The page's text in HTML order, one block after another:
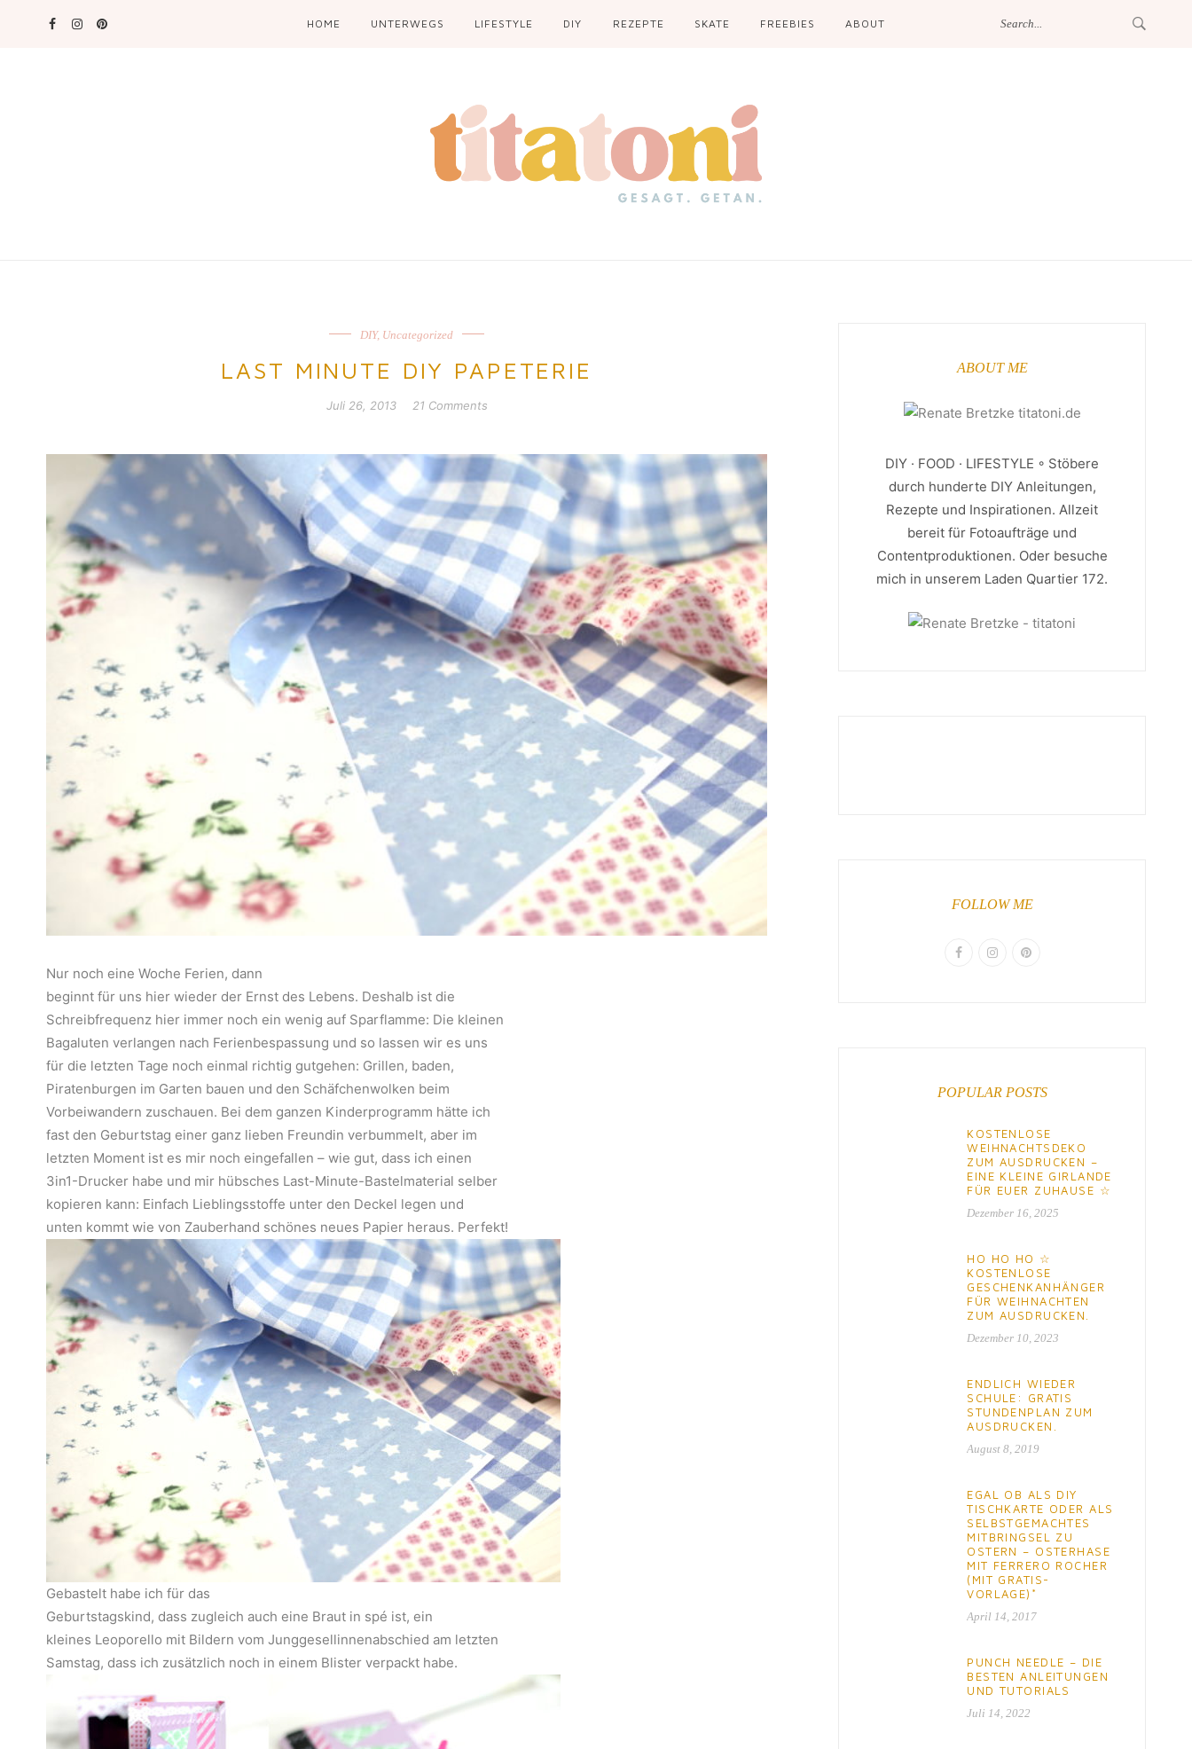
HOME UNTERWEGS LIFESTYLE DIY REZEPTE SKATE FREEBIES ABOUT
DIY, Uncategorized
LAST MINUTE DIY PAPETERIE
Juli 26, 2013 21 Comments
Nur noch eine Woche Ferien, dann
beginnt für uns hier wieder der Ernst des Lebens. Deshalb ist die
Schreibfrequenz hier immer noch ein wenig auf Sparflamme: Die kleinen
Bagaluten verlangen nach Ferienbespassung und so lassen wir es uns
für die letzten Tage noch einmal richtig gutgehen: Grillen, baden,
Piratenburgen im Garten bauen und den Schäfchenwolken beim
Vorbeiwandern zuschauen. Bei dem ganzen Kinderprogramm hätte ich
fast den Geburtstag einer ganz lieben Freundin verbummelt, aber im
letzten Moment ist es mir noch eingefallen – wie gut, dass ich einen
3in1-Drucker habe und mir hübsches Last-Minute-Bastelmaterial selber
kopieren kann: Einfach Lieblingsstoffe unter den Deckel legen und
unten kommt wie von Zauberhand schönes neues Papier heraus. Perfekt!
Gebastelt habe ich für das
Geburtstagskind, dass zugleich auch eine Braut in spé ist, ein
kleines Leoporello mit Bildern vom Junggesellinnenabschied am letzten
Samstag, dass ich zusätzlich noch in einem Blister verpackt habe.
ABOUT ME
DIY · FOOD · LIFESTYLE ◦ Stöbere
durch hunderte DIY Anleitungen,
Rezepte und Inspirationen. Allzeit
bereit für Fotoaufträge und
Contentproduktionen. Oder besuche
mich in unserem Laden Quartier 172.
FOLLOW ME
POPULAR POSTS
KOSTENLOSE
WEIHNACHTSDEKO
ZUM AUSDRUCKEN –
EINE KLEINE GIRLANDE
FÜR EUER ZUHAUSE ☆
Dezember 16, 2025
HO HO HO ☆
KOSTENLOSE
GESCHENKANHÄNGER
FÜR WEIHNACHTEN
ZUM AUSDRUCKEN.
Dezember 10, 2023
ENDLICH WIEDER
SCHULE: GRATIS
STUNDENPLAN ZUM
AUSDRUCKEN.
August 8, 2019
EGAL OB ALS DIY
TISCHKARTE ODER ALS
SELBSTGEMACHTES
MITBRINGSEL ZU
OSTERN – OSTERHASE
MIT FERRERO ROCHER
(MIT GRATIS-
VORLAGE)*
April 14, 2017
PUNCH NEEDLE – DIE
BESTEN ANLEITUNGEN
UND TUTORIALS
Juli 14, 2022